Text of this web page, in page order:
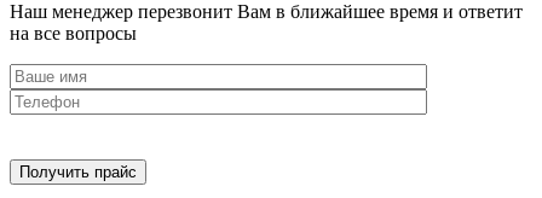
Наш менеджер перезвонит Вам в ближайшее время и ответит
на все вопросы